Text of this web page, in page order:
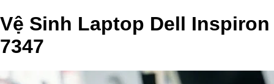
Vệ Sinh Laptop Dell Inspiron
7347